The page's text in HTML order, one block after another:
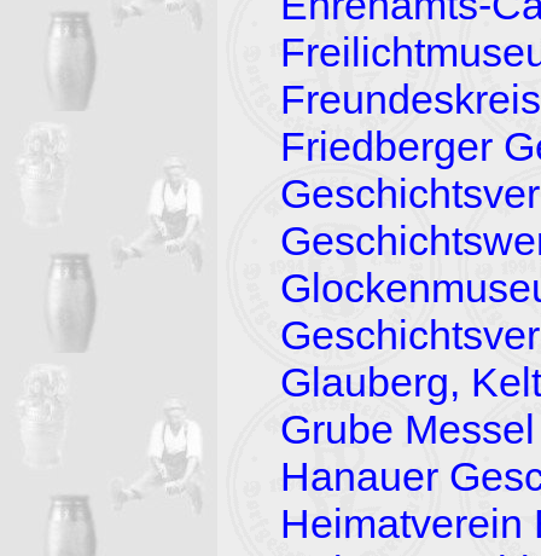
Friedberger
Glauberg,
Grube Messel
Hanauer
Heimatverein